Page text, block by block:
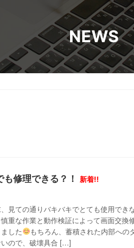
NEWS
修理できる？！ 新着!!
見ての通りバキバキでとても使用でき
重な作業と動作検証によって画面交換
した
もちろん、蓄積された内部への
いので、破壊具合 […]